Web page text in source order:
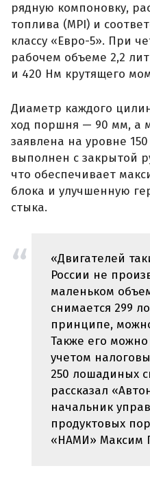
рядную компоновку,
топлива (MPI) и
классу «Евро-5». При
рабочем объеме 2,2
и 420 Нм крутящего
Диаметр каждого
ход поршня — 90 мм, а
заявлена на уровне
выполнен с закрытой
что обеспечивает
блока и улучшенную
стыка.
«Двигателей
России не
маленьком
снимается 299
принципе,
Также его
учетом
250 лошадиных
рассказал
начальник
продуктовых
«НАМИ» Максим